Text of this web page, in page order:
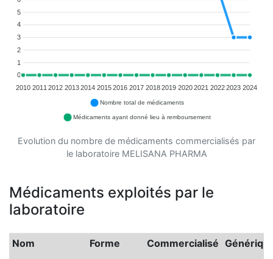
5
4
3
2
1
0
2010 2011 2012 2013 2014 2015 2016 2017 2018 2019 2020 2021 2022 2023 2024
Nombre total de médicaments
Médicaments ayant donné lieu à remboursement
Evolution du nombre de médicaments commercialisés par
le laboratoire MELISANA PHARMA
Médicaments exploités par le
laboratoire
Nom Forme Commercialisé